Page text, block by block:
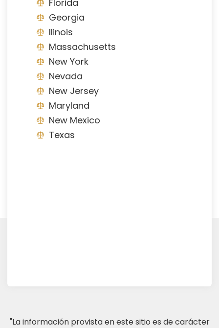
Florida
Georgia
Ilinois
Massachusetts
New York
Nevada
New Jersey
Maryland
New Mexico
Texas
"La información provista en este sitio es de carácter